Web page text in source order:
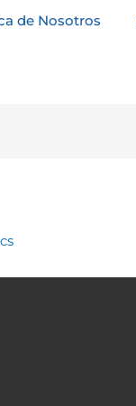
de Nosotros